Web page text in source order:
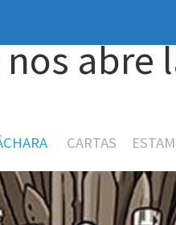
abre
CARTAS